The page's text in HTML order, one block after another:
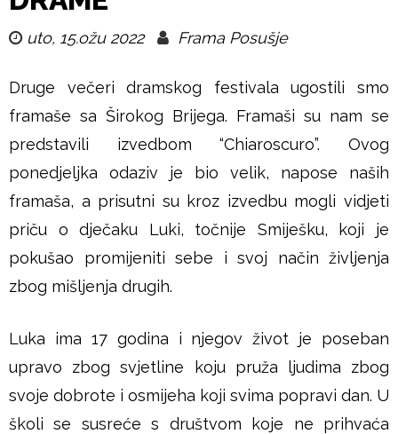
u
e
uto, 15.ožu 2022 Frama Posušje
Druge večeri dramskog festivala ugostili smo
framaše sa Širokog Brijega. Framaši su nam se
predstavili izvedbom “Chiaroscuro”. Ovog
ponedjeljka odaziv je bio velik, napose naših
framaša, a prisutni su kroz izvedbu mogli vidjeti
priču o dječaku Luki, točnije Smiješku, koji je
pokušao promijeniti sebe i svoj način življenja
zbog mišljenja drugih.
Luka ima 17 godina i njegov život je poseban
upravo zbog svjetline koju pruža ljudima zbog
svoje dobrote i osmijeha koji svima popravi dan. U
školi se susreće s društvom koje ne prihvaća